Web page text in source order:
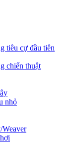
tiêu cự đầu tiên
chiến thuật
nhỏ